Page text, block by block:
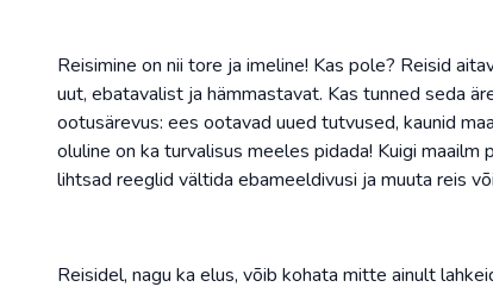
Reisimine on nii tore ja imeline! Kas pole? Reisid
uut, ebatavalist ja hämmastavat. Kas tunned seda
ootusärevus: ees ootavad uued tutvused, kaunid
oluline on ka turvalisus meeles pidada! Kuigi
lihtsad reeglid vältida ebameeldivusi ja muuta reis
Reisidel, nagu ka elus, võib kohata mitte ainult